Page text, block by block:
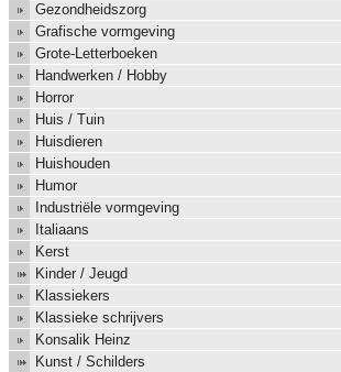
Gezondheidszorg
Grafische vormgeving
Grote-Letterboeken
Handwerken / Hobby
Horror
Huis / Tuin
Huisdieren
Huishouden
Humor
Industriële vormgeving
Italiaans
Kerst
Kinder / Jeugd
Klassiekers
Klassieke schrijvers
Konsalik Heinz
Kunst / Schilders